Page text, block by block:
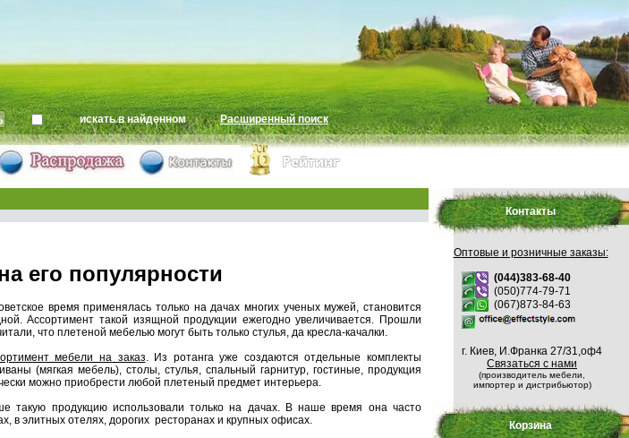
искать в найденном Расширенный поиск
его популярности
время применялась только на дачах многих ученых мужей, становится
Ассортимент такой изящной продукции ежегодно увеличивается. Прошли
что плетеной мебелью могут быть только стулья, да кресла-качалки.
мебели на заказ. Из ротанга уже создаются отдельные комплекты
(мягкая мебель), столы, стулья, спальный гарнитур, гостиные, продукция
можно приобрести любой плетеный предмет интерьера.
такую продукцию использовали только на дачах. В наше время она часто
в элитных отелях, дорогих ресторанах и крупных офисах.
Контакты
Оптовые и розничные заказы:
(044)383-68-40
(050)774-79-71
(067)873-84-63
г. Киев, И.Франка 27/31,оф4
Связаться с нами
(производитель мебели,
импортер и дистрибьютор)
Корзина